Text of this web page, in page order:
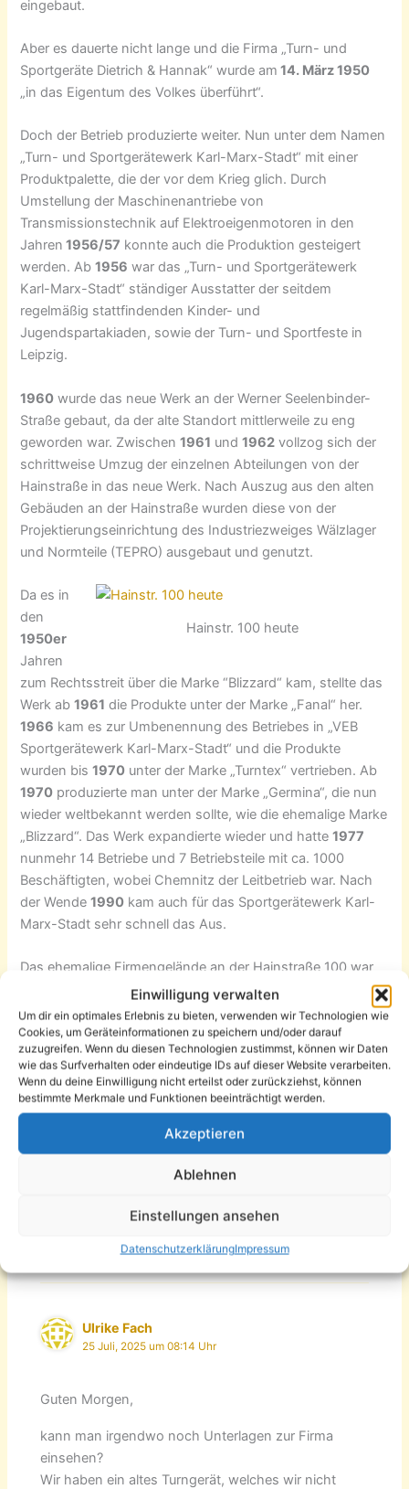
Einwilligung verwalten
Um dir ein optimales Erlebnis zu bieten, verwenden wir Technologien wie
Cookies, um Geräteinformationen zu speichern und/oder darauf
zuzugreifen. Wenn du diesen Technologien zustimmst, können wir Daten
wie das Surfverhalten oder eindeutige IDs auf dieser Website verarbeiten.
Wenn du deine Einwilligung nicht erteilst oder zurückziehst, können
bestimmte Merkmale und Funktionen beeinträchtigt werden.
Akzeptieren
Ablehnen
Einstellungen ansehen
DatenschutzerklärungImpressum
eingebaut.
Aber es dauerte nicht lange und die Firma „Turn- und
Sportgeräte Dietrich & Hannak“ wurde am 14. März 1950
„in das Eigentum des Volkes überführt“.
Doch der Betrieb produzierte weiter. Nun unter dem Namen
„Turn- und Sportgerätewerk Karl-Marx-Stadt“ mit einer
Produktpalette, die der vor dem Krieg glich. Durch
Umstellung der Maschinenantriebe von
Transmissionstechnik auf Elektroeigenmotoren in den
Jahren 1956/57 konnte auch die Produktion gesteigert
werden. Ab1956 war das „Turn- und Sportgerätewerk
Karl-Marx-Stadt“ ständiger Ausstatter der seitdem
regelmäßig stattfindenden Kinder- und
Jugendspartakiaden, sowie der Turn- und Sportfeste in
Leipzig.
1960 wurde das neue Werk an der Werner Seelenbinder-
Straße gebaut, da der alte Standort mittlerweile zu eng
geworden war. Zwischen1961 und1962 vollzog sich der
schrittweise Umzug der einzelnen Abteilungen von der
Hainstraße in das neue Werk. Nach Auszug aus den alten
Gebäuden an der Hainstraße wurden diese von der
Projektierungseinrichtung des Industriezweiges Wälzlager
und Normteile (TEPRO) ausgebaut und genutzt.
Hainstr. 100 heute
Da es in
den
1950er
Jahren
zum Rechtsstreit über die Marke “Blizzard“ kam, stellte das
Werk ab1961 die Produkte unter der Marke „Fanal“ her.
1966 kam es zur Umbenennung des Betriebes in „VEB
Sportgerätewerk Karl-Marx-Stadt“ und die Produkte
wurden bis1970 unter der Marke „Turntex“ vertrieben. Ab
1970 produzierte man unter der Marke „Germina“, die nun
wieder weltbekannt werden sollte, wie die ehemalige Marke
„Blizzard“. Das Werk expandierte wieder und hatte1977
nunmehr 14 Betriebe und 7 Betriebsteile mit ca. 1000
Beschäftigten, wobei Chemnitz der Leitbetrieb war. Nach
der Wende1990 kam auch für das Sportgerätewerk Karl-
Marx-Stadt sehr schnell das Aus.
Das ehemalige Firmengelände an der Hainstraße 100 war
an die Erben von Dietrich & Hannak rückübereignet
und dann von diesen verkauft worden.1997war es
Eigentum der „TEPRO – Projektmanagement GmbH“.
2 Kommentare zu „Industriestandort Hainstraße 100“
Ulrike Fach
25 Juli, 2025 um 08:14 Uhr
Guten Morgen,
kann man irgendwo noch Unterlagen zur Firma
einsehen?
Wir haben ein altes Turngerät, welches wir nicht